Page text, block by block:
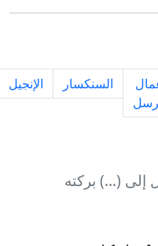
السنكسار الإنجيل
إلى (...) بركته